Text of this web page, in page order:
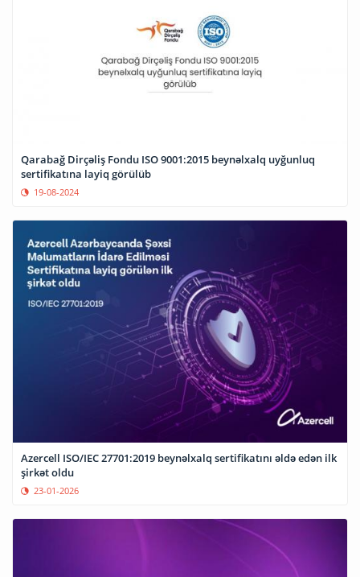
Qarabağ Dirçəliş Fondu ISO 9001:2015 beynəlxalq uyğunluq
sertifikatına layiq görülüb
19-08-2024
Azercell ISO/IEC 27701:2019 beynəlxalq sertifikatını əldə edən ilk
şirkət oldu
23-01-2026